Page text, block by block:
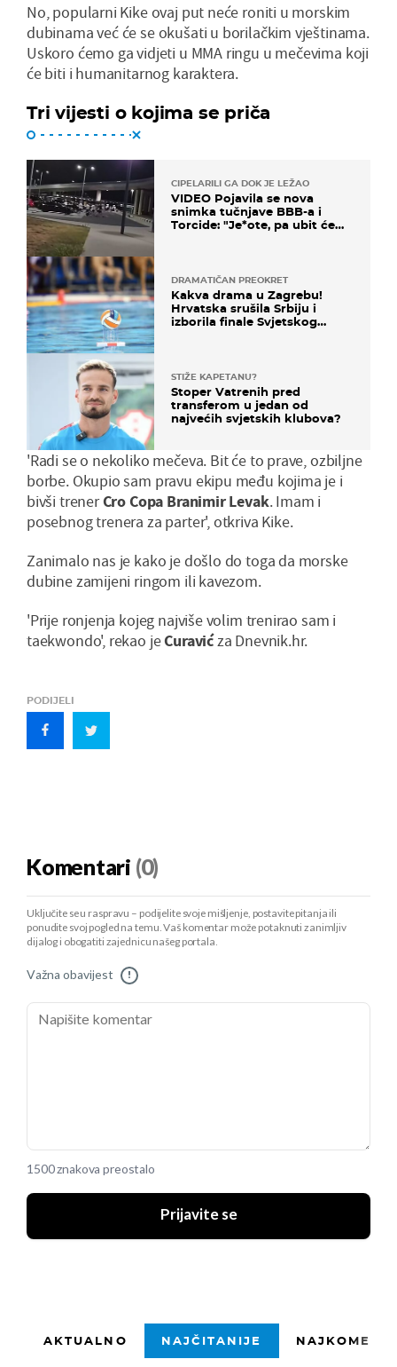
No, popularni Kike ovaj put neće roniti u morskim
dubinama već će se okušati u borilačkim vještinama.
Uskoro ćemo ga vidjeti u MMA ringu u mečevima koji
će biti i humanitarnog karaktera.
Tri vijesti o kojima se priča
CIPELARILI GA DOK JE LEŽAO
VIDEO Pojavila se nova
snimka tučnjave BBB-a i
Torcide: "Je*ote, pa ubit će
DRAMATIČAN PREOKRET
Kakva drama u Zagrebu!
Hrvatska srušila Srbiju i
izborila finale Svjetskog
STIŽE KAPETANU?
Stoper Vatrenih pred
transferom u jedan od
najvećih svjetskih klubova?
'Radi se o nekoliko mečeva. Bit će to prave, ozbiljne
borbe. Okupio sam pravu ekipu među kojima je i
bivši trenerCro Copa Branimir Levak. Imam i
posebnog trenera za parter', otkriva Kike.
Zanimalo nas je kako je došlo do toga da morske
dubine zamijeni ringom ili kavezom.
'Prije ronjenja kojeg najviše volim trenirao sam i
taekwondo', rekao jeCuravićza Dnevnik.hr.
PODIJELI
Komentari (0)
Uključite se u raspravu – podijelite svoje mišljenje, postavite pitanja ili
ponudite svoj pogled na temu. Vaš komentar može potaknuti zanimljiv
dijalog i obogatiti zajednicu našeg portala.
Važna obavijest !
1500 znakova preostalo
Prijavite se
AKTUALNO NAJČITANIJE